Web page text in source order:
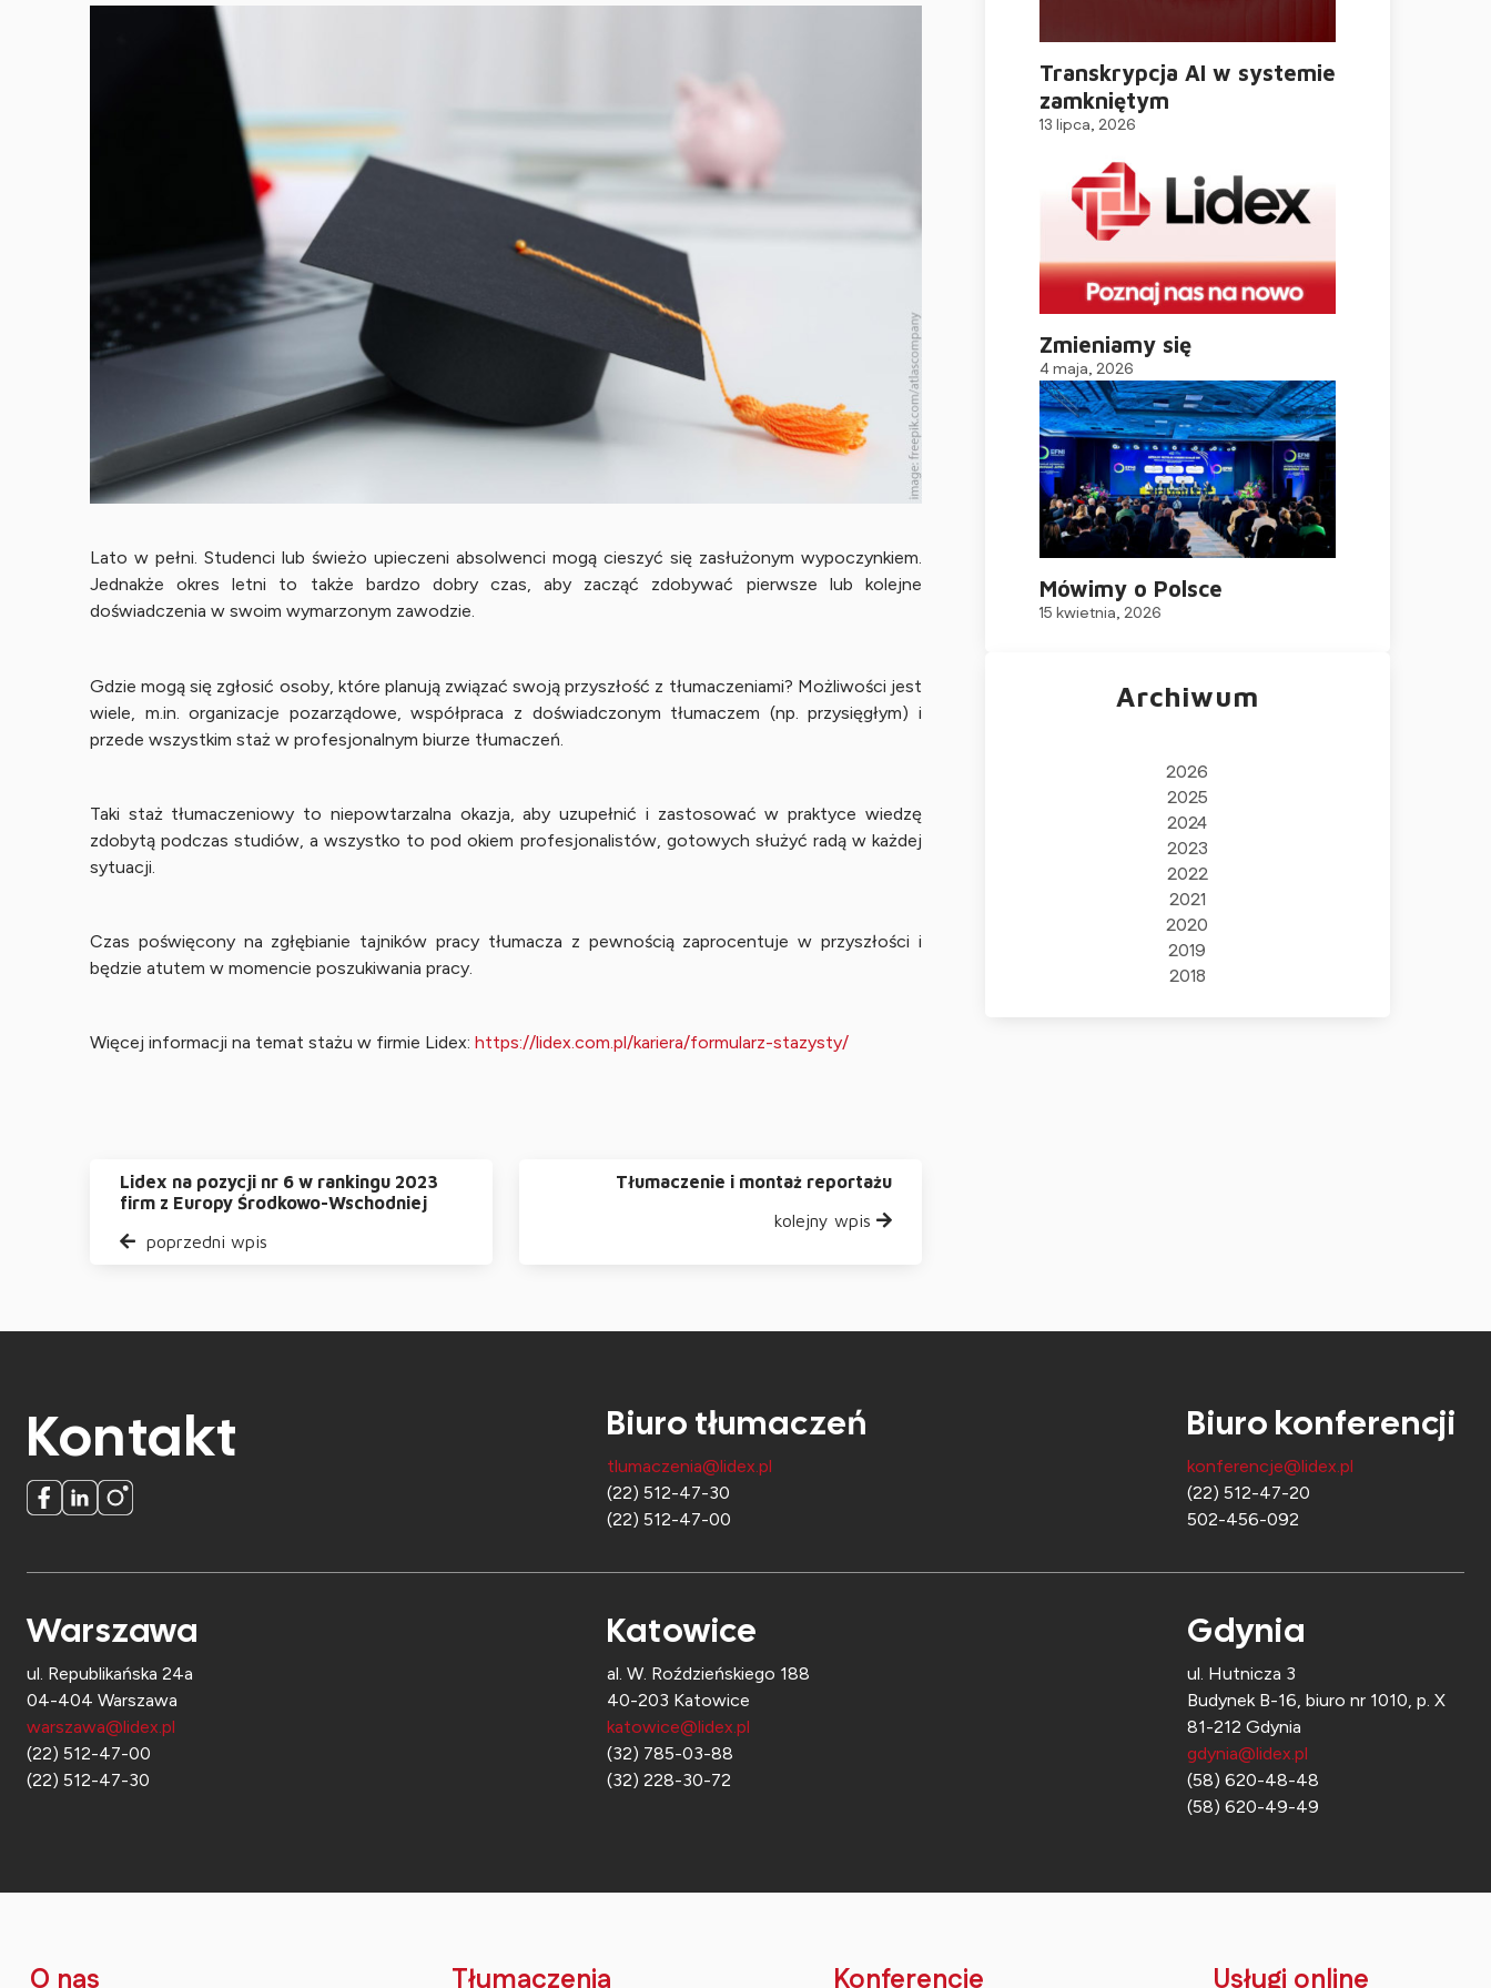
Lato w pełni. Studenci lub świeżo upieczeni absolwenci mogą cieszyć się zasłużonym wypoczynkiem.
Jednakże okres letni to także bardzo dobry czas, aby zacząć zdobywać pierwsze lub kolejne
doświadczenia w swoim wymarzonym zawodzie.
Gdzie mogą się zgłosić osoby, które planują związać swoją przyszłość z tłumaczeniami? Możliwości jest
wiele, m.in. organizacje pozarządowe, współpraca z doświadczonym tłumaczem (np. przysięgłym) i
przede wszystkim staż w profesjonalnym biurze tłumaczeń.
Taki staż tłumaczeniowy to niepowtarzalna okazja, aby uzupełnić i zastosować w praktyce wiedzę
zdobytą podczas studiów, a wszystko to pod okiem profesjonalistów, gotowych służyć radą w każdej
sytuacji.
Czas poświęcony na zgłębianie tajników pracy tłumacza z pewnością zaprocentuje w przyszłości i
będzie atutem w momencie poszukiwania pracy.
Więcej informacji na temat stażu w firmie Lidex: https://lidex.com.pl/kariera/formularz-stazysty/
Lidex na pozycji nr 6 w rankingu 2023
firm z Europy Środkowo-Wschodniej
poprzedni wpis
Tłumaczenie i montaż reportażu
kolejny wpis
Transkrypcja AI w systemie
zamkniętym
13 lipca, 2026
Zmieniamy się
4 maja, 2026
Mówimy o Polsce
15 kwietnia, 2026
Archiwum
2026
2025
2024
2023
2022
2021
2020
2019
2018
Kontakt Biuro tłumaczeń
tlumaczenia@lidex.pl
(22) 512-47-30
(22) 512-47-00
Biuro konferencji
konferencje@lidex.pl
(22) 512-47-20
502-456-092
Warszawa
ul. Republikańska 24a
04-404 Warszawa
warszawa@lidex.pl
(22) 512-47-00
(22) 512-47-30
Katowice
al. W. Roździeńskiego 188
40-203 Katowice
katowice@lidex.pl
(32) 785-03-88
(32) 228-30-72
Gdynia
ul. Hutnicza 3
Budynek B-16, biuro nr 1010, p. X
81-212 Gdynia
gdynia@lidex.pl
(58) 620-48-48
(58) 620-49-49